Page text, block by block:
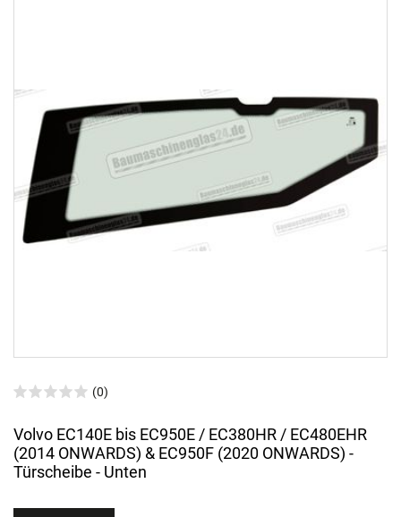
(0)
Volvo EC140E bis EC950E / EC380HR / EC480EHR
(2014 ONWARDS) & EC950F (2020 ONWARDS) -
Türscheibe - Unten